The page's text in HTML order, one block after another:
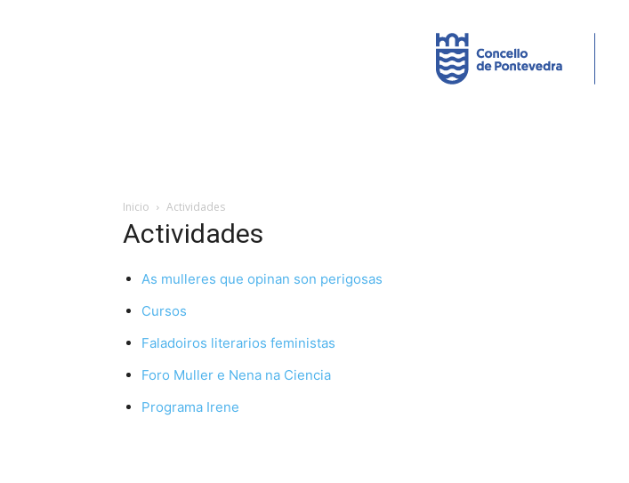
Inicio Actividades
Actividades
As mulleres que opinan son perigosas
Cursos
Faladoiros literarios feministas
Foro Muller e Nena na Ciencia
Programa Irene